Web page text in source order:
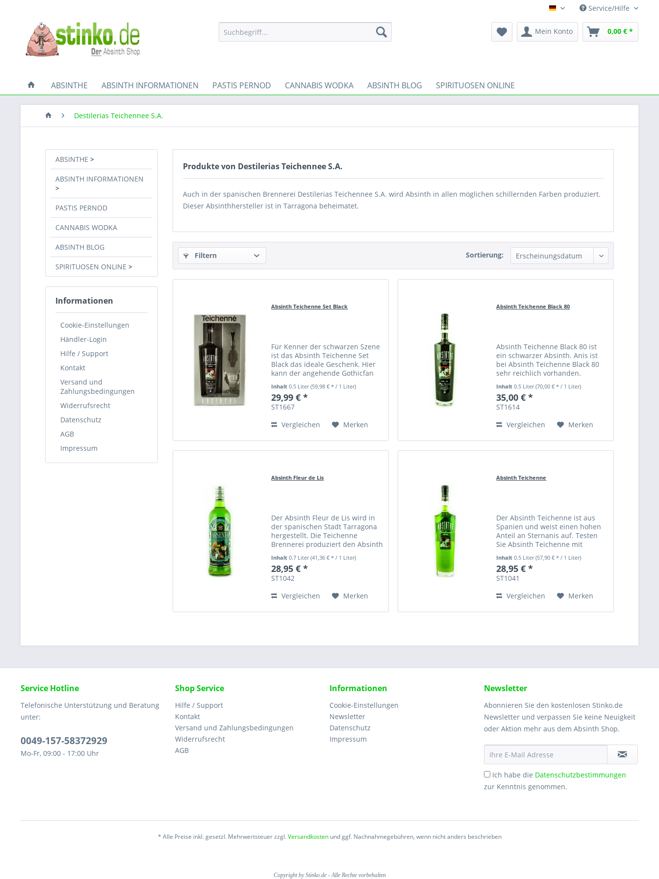
DE Service/Hilfe
Mein Konto 0,00 € *
ABSINTHE ABSINTH INFORMATIONEN PASTIS PERNOD CANNABIS WODKA ABSINTH BLOG SPIRITUOSEN ONLINE
Destilerias Teichennee S.A.
ABSINTHE
ABSINTH INFORMATIONEN
PASTIS PERNOD
CANNABIS WODKA
ABSINTH BLOG
SPIRITUOSEN ONLINE
Informationen
Cookie-Einstellungen
Händler-Login
Hilfe / Support
Kontakt
Versand und
Zahlungsbedingungen
Widerrufsrecht
Datenschutz
AGB
Impressum
Produkte von Destilerias Teichennee S.A.
Auch in der spanischen Brennerei Destilerias Teichennee S.A. wird Absinth in allen möglichen schillernden Farben produziert.
Dieser Absinthhersteller ist in Tarragona beheimatet.
Filtern Sortierung:
Absinth Teichenne Set Black
Für Kenner der schwarzen Szene
ist das Absinth Teichenne Set
Black das ideale Geschenk. Hier
kann der angehende Gothicfan
Absinth testen.
Inhalt0.5 Liter(59,98 € * / 1 Liter)
29,99 € *
ST1667
Vergleichen
Merken
Absinth Teichenne Black 80
Absinth Teichenne Black 80 ist
ein schwarzer Absinth. Anis ist
bei Absinth Teichenne Black 80
sehr reichlich vorhanden.
Inhalt0.5 Liter(70,00 € * / 1 Liter)
35,00 € *
ST1614
Vergleichen
Merken
Absinth Fleur de Lis
Der Absinth Fleur de Lis wird in
der spanischen Stadt Tarragona
hergestellt. Die Teichenne
Brennerei produziert den Absinth
Inhalt0.7 Liter(41,36 € * / 1 Liter)
28,95 € *
ST1042
Vergleichen
Merken
Absinth Teichenne
Der Absinth Teichenne ist aus
Spanien und weist einen hohen
Anteil an Sternanis auf. Testen
Sie Absinth Teichenne mit
Würfelzucker.
Inhalt0.5 Liter(57,90 € * / 1 Liter)
28,95 € *
ST1041
Vergleichen
Merken
Service Hotline
Telefonische Unterstützung und Beratung
unter:
0049-157-58372929
Mo-Fr, 09:00 - 17:00 Uhr
Shop Service
Hilfe / Support
Kontakt
Versand und Zahlungsbedingungen
Widerrufsrecht
AGB
Informationen
Cookie-Einstellungen
Newsletter
Datenschutz
Impressum
Newsletter
Abonnieren Sie den kostenlosen Stinko.de
Newsletter und verpassen Sie keine Neuigkeit
oder Aktion mehr aus dem Absinth Shop.
Ich habe die Datenschutzbestimmungen
zur Kenntnis genommen.
* Alle Preise inkl. gesetzl. Mehrwertsteuer zzgl.Versandkostenund ggf. Nachnahmegebühren, wenn nicht anders beschrieben
Copyright by Stinko.de - Alle Rechte vorbehalten